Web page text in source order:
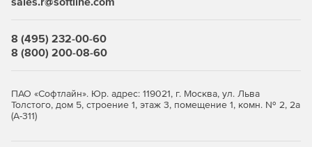
8 (495) 232-00-60
8 (800) 200-08-60
ПАО «Софтлайн». Юр. адрес: 119021, г. Москва, ул. Льва
Толстого, дом 5, строение 1, этаж 3, помещение 1, комн. № 2, 2а
(А-311)